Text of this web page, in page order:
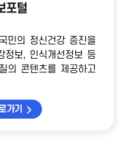
포털
민의 정신건강 증진을
정보, 인식개선정보 등
의 콘텐츠를 제공하고
가기